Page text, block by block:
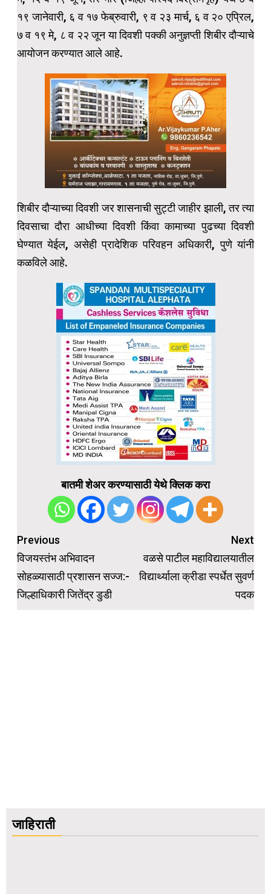
१९ जानेवारी, ६ व १७ फेब्रुवारी, ९ व २३ मार्च, ६ व २० एप्रिल,
७ व १९ मे, ८ व २२ जून या दिवशी पक्की अनुज्ञप्ती शिबीर दौऱ्याचे
आयोजन करण्यात आले आहे.
शिबीर दौऱ्याच्या दिवशी जर शासनाची सुट्टी जाहीर झाली, तर त्या
दिवसाचा दौरा आधीच्या दिवशी किंवा कामाच्या पुढच्या दिवशी
घेण्यात येईल, असेही प्रादेशिक परिवहन अधिकारी, पुणे यांनी
कळविले आहे.
बातमी शेअर करण्यासाठी येथे क्लिक करा
Post
navigation
Previous
विजयस्तंभ अभिवादन
सोहळ्यासाठी प्रशासन सज्ज:-
जिल्हाधिकारी जितेंद्र डुडी
Next
वळसे पाटील महाविद्यालयातील
विद्यार्थ्याला क्रीडा स्पर्धेत सुवर्ण
पदक
जाहिराती